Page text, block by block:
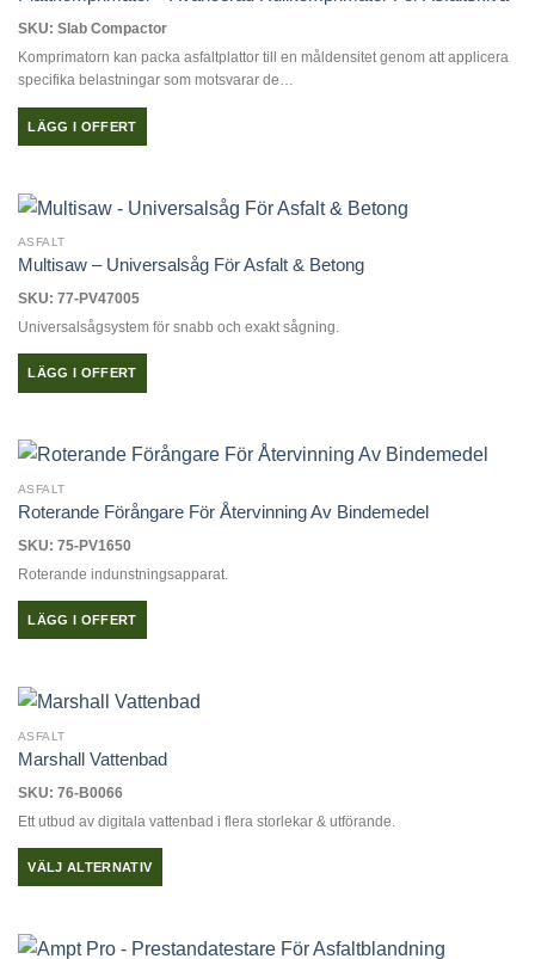
SKU: Slab Compactor
Komprimatorn kan packa asfaltplattor till en måldensitet genom att applicera
specifika belastningar som motsvarar de…
LÄGG I OFFERT
ASFALT
Multisaw – Universalsåg För Asfalt & Betong
SKU: 77-PV47005
Universalsågsystem för snabb och exakt sågning.
LÄGG I OFFERT
ASFALT
Roterande Förångare För Återvinning Av Bindemedel
SKU: 75-PV1650
Roterande indunstningsapparat.
LÄGG I OFFERT
ASFALT
Marshall Vattenbad
SKU: 76-B0066
Ett utbud av digitala vattenbad i flera storlekar & utförande.
VÄLJ ALTERNATIV
produkten